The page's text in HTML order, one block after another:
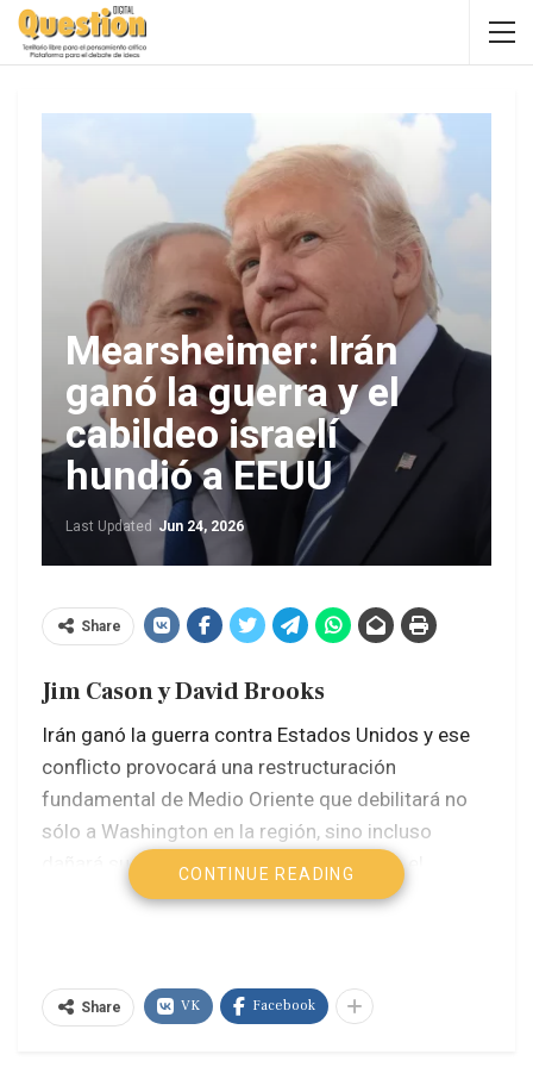
Mearsheimer: Irán
ganó la guerra y el
cabildeo israelí
hundió a EEUU
Last Updated Jun 24, 2026
Share
Jim Cason y David Brooks
Irán ganó la guerra contra Estados Unidos y ese
conflicto provocará una restructuración
fundamental de Medio Oriente que debilitará no
sólo a Washington en la región, sino incluso
dañará su relación con Israel, pronostica el
profesor John Mearsheimer, distinguido
investigado a fondo el cabildeo israelí.
CONTINUE READING
Share VK Facebook